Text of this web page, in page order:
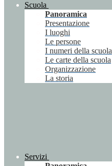
Scuola
Panoramica
Presentazione
I luoghi
Le persone
I numeri della scuola
Le carte della scuola
Organizzazione
La storia
Servizi